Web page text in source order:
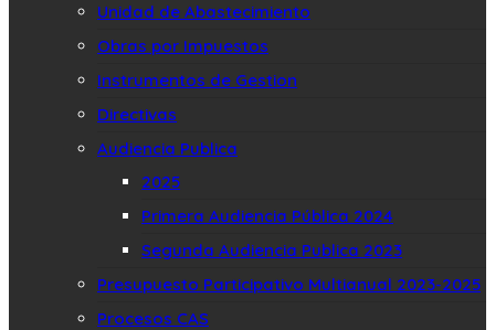
Unidad de Abastecimiento
Obras por Impuestos
Instrumentos de Gestion
Directivas
Audiencia Publica
2025
Primera Audiencia Pública 2024
Segunda Audiencia Publica 2023
Presupuesto Participativo Multianual 2023-2025
Procesos CAS